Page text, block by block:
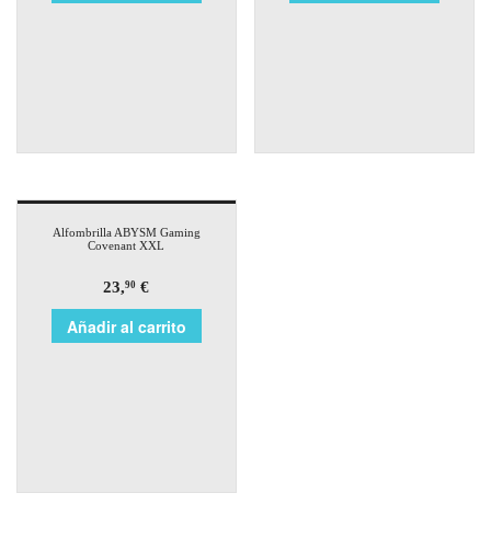
Alfombrilla ABYSM Gaming
Covenant XXL
23,90 €
Añadir al carrito